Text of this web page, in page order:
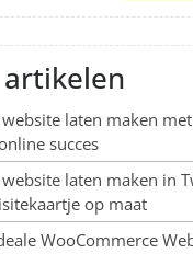
laten maken met
succes
laten maken in
op maat
WooCommerce